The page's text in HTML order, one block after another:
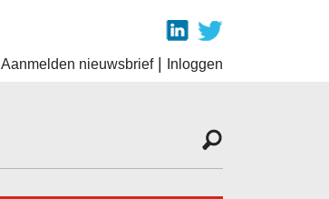
Aanmelden nieuwsbrief| Inloggen